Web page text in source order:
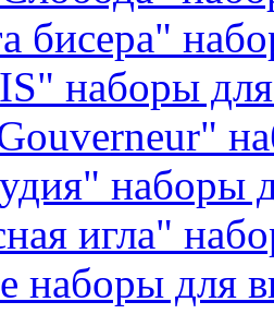
бисера"
наборы
наборы
игла"
наборы для